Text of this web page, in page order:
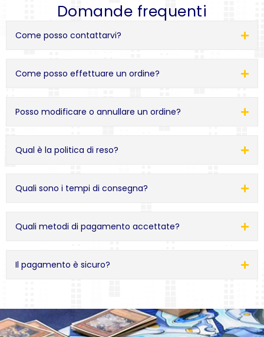
Domande frequenti
Come posso contattarvi?
Come posso effettuare un ordine?
Posso modificare o annullare un ordine?
Qual è la politica di reso?
Quali sono i tempi di consegna?
Quali metodi di pagamento accettate?
Il pagamento è sicuro?